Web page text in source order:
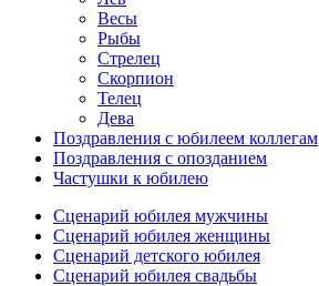
Весы
Рыбы
Стрелец
Скорпион
Телец
Дева
Поздравления с юбилеем коллегам
Поздравления с опозданием
Частушки к юбилею
Сценарий юбилея мужчины
Сценарий юбилея женщины
Сценарий детского юбилея
Сценарий юбилея свадьбы